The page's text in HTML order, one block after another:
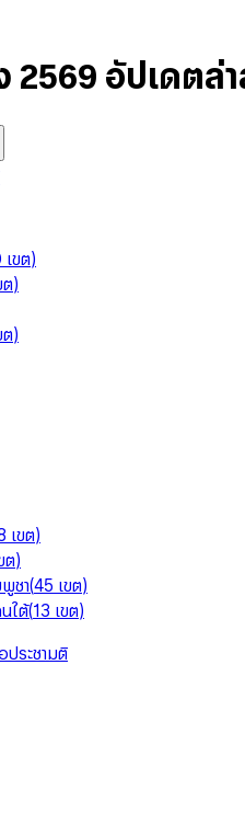
2569 อัปเดตล่
เขต)
ต)
ต)
เขต)
ต)
ชา(45 เขต)
ใต้(13 เขต)
ประชามติ